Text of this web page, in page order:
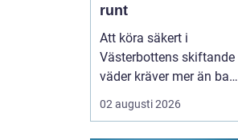
runt
Att köra säkert i
Västerbottens skiftande
väder kräver mer än bara
ett körkort och en pålitlig
bil. Däckens skick och
02 augusti 2026